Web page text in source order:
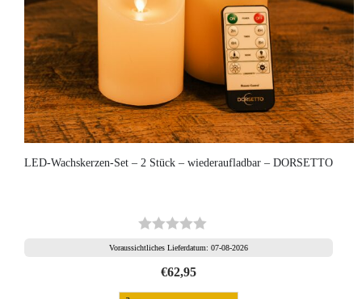
LED-Wachskerzen-Set – 2 Stück – wiederaufladbar – DORSETTO
Voraussichtliches Lieferdatum: 07-08-2026
€62,95